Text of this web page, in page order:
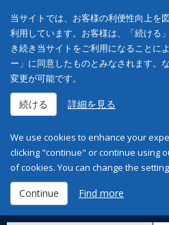
当サイトでは、お客様の利便性向上を
利用しています。お客様は、「続ける
き続き当サイトをご利用になることに
ー」に同意したものとみなされます。
変更が可能です。
続ける 詳細を見る
We use cookies to enhance your
clicking "continue" or continue using
of cookies. You can change the
Continue Find more